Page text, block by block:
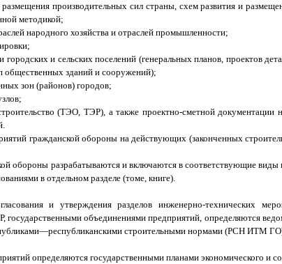
производительных сил страны, схем развития и
методикой;
народного хозяйства и отраслей промышленности;
городских и сельских поселений (генеральных планов, проектов
общественных зданий и сооружений);
зон (районов) городов;
(ТЭО, ТЭР), а также проектно-сметной документации
гражданской обороны на действующих (законченных
обороны разрабатываются и включаются в соответствующие
в отдельном разделе (томе, книге).
и утверждения разделов инженерно-технических
государственными объединениями предприятий, определяются
строительными нормами (РСН ИТМ
определяются государственными планами экономического и